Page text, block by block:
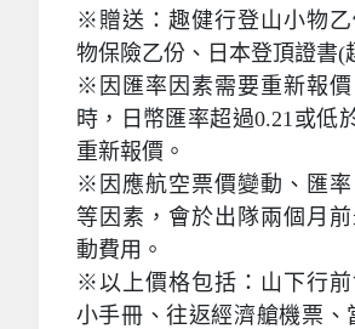
※贈送：趣健行登山小物
物保險乙份、日本登頂證書(
※因匯率因素需要重新報
時，日幣匯率超過0.21或低
重新報價。
※因應航空票價變動、匯
等因素，會於出隊兩個月
動費用。
※以上價格包括：山下行
小手冊、往返經濟艙機票、